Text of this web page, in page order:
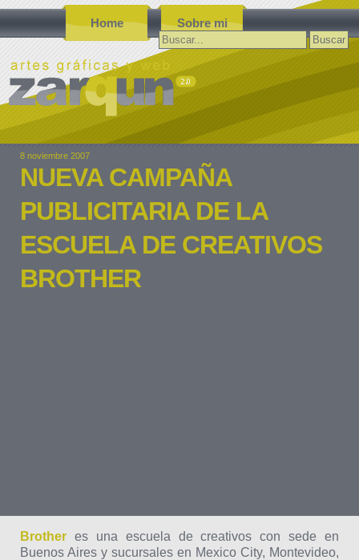
Home Sobre mi
Buscar:
8 noviembre 2007
NUEVA CAMPAÑA
PUBLICITARIA DE LA
ESCUELA DE CREATIVOS
BROTHER
Brother es una escuela de creativos con sede en
Buenos Aires y sucursales en Mexico City, Montevideo,